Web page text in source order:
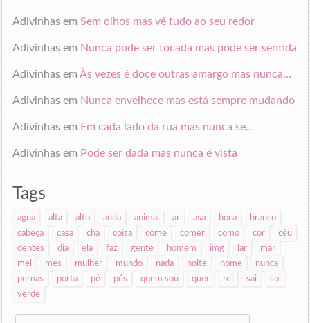
Adivinhasem Sem olhos mas vê tudo ao seu redor
Adivinhasem Nunca pode ser tocada mas pode ser sentida
Adivinhasem Às vezes é doce outras amargo mas nunca…
Adivinhasem Nunca envelhece mas está sempre mudando
Adivinhasem Em cada lado da rua mas nunca se…
Adivinhasem Pode ser dada mas nunca é vista
Tags
agua alta alto anda animal ar asa boca
branco
cabeça
casa cha coisa come comer como cor
céu
dentes
dia ela faz gente homem img lar
mar
mel
mes mulher mundo nada noite nome
nunca
pernas
porta pé pés quem sou quer rei sai
sol
verde
Search